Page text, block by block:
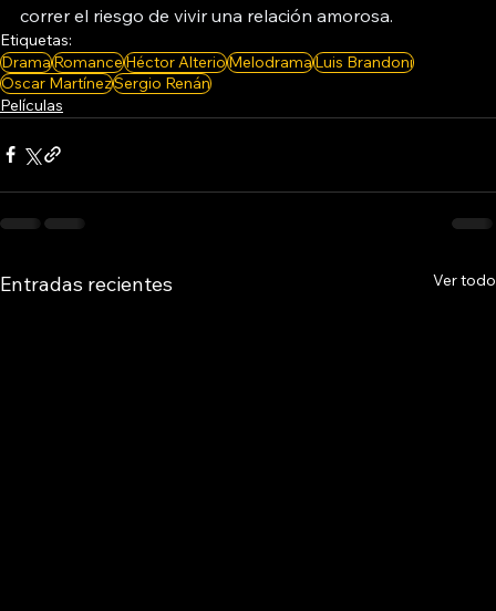
correr el riesgo de vivir una relación amorosa.
Etiquetas:
DramaRomanceHéctor AlterioMelodramaLuis Brandoni
Oscar MartínezSergio Renán
Películas
Entradas recientes Ver todo